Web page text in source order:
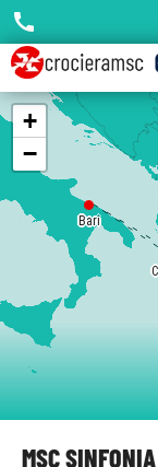
MSC
Bari
+
−
call